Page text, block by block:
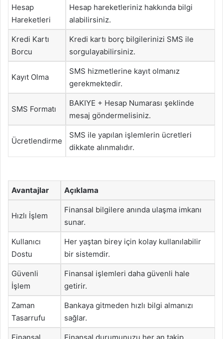
Hesap
Hareketleri
Hesap hareketleriniz hakkında bilgi
alabilirsiniz.
Kredi Kartı
Borcu
Kredi kartı borç bilgilerinizi SMS ile
sorgulayabilirsiniz.
Kayıt Olma
SMS hizmetlerine kayıt olmanız
gerekmektedir.
SMS Formatı
BAKIYE + Hesap Numarası şeklinde
mesaj göndermelisiniz.
Ücretlendirme
SMS ile yapılan işlemlerin ücretleri
dikkate alınmalıdır.
Avantajlar Açıklama
Hızlı İşlem
Finansal bilgilere anında ulaşma imkanı
sunar.
Kullanıcı
Dostu
Her yaştan birey için kolay kullanılabilir
bir sistemdir.
Güvenli
İşlem
Finansal işlemleri daha güvenli hale
getirir.
Zaman
Tasarrufu
Bankaya gitmeden hızlı bilgi almanızı
sağlar.